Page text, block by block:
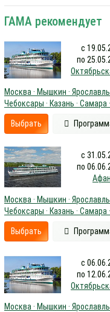
ГАМА рекомендует
с
по
Москва · Мышкин ·
Чебоксары · Казань · Самара
Выбрать
с
по
Москва · Мышкин ·
Чебоксары · Казань · Самара
Выбрать
с
по
Москва · Мышкин ·